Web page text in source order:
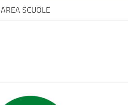
AREA SCUOLE